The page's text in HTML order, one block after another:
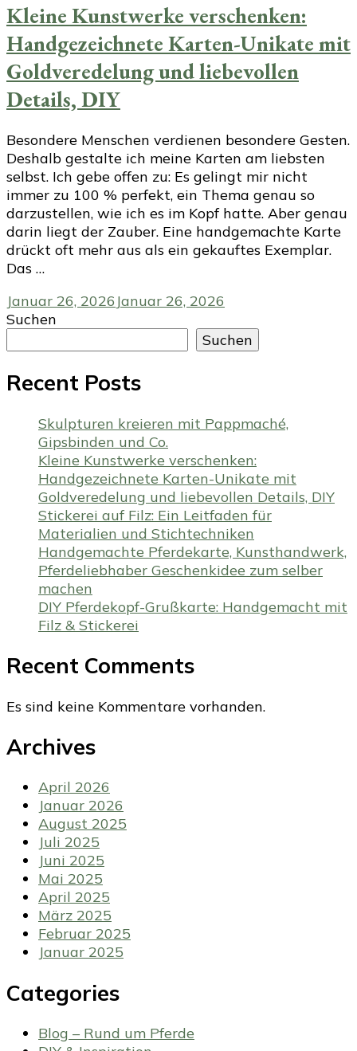
Kleine Kunstwerke verschenken:
Handgezeichnete Karten-Unikate mit
Goldveredelung und liebevollen
Details, DIY
Besondere Menschen verdienen besondere Gesten.
Deshalb gestalte ich meine Karten am liebsten
selbst. Ich gebe offen zu: Es gelingt mir nicht
immer zu 100 % perfekt, ein Thema genau so
darzustellen, wie ich es im Kopf hatte. Aber genau
darin liegt der Zauber. Eine handgemachte Karte
drückt oft mehr aus als ein gekauftes Exemplar.
Das …
Januar 26, 2026 Januar 26, 2026
Suchen
Suchen
Recent Posts
Skulpturen kreieren mit Pappmaché,
Gipsbinden und Co.
Kleine Kunstwerke verschenken:
Handgezeichnete Karten-Unikate mit
Goldveredelung und liebevollen Details, DIY
Stickerei auf Filz: Ein Leitfaden für
Materialien und Stichtechniken
Handgemachte Pferdekarte, Kunsthandwerk,
Pferdeliebhaber Geschenkidee zum selber
machen
DIY Pferdekopf-Grußkarte: Handgemacht mit
Filz & Stickerei
Recent Comments
Es sind keine Kommentare vorhanden.
Archives
April 2026
Januar 2026
August 2025
Juli 2025
Juni 2025
Mai 2025
April 2025
März 2025
Februar 2025
Januar 2025
Categories
Blog – Rund um Pferde